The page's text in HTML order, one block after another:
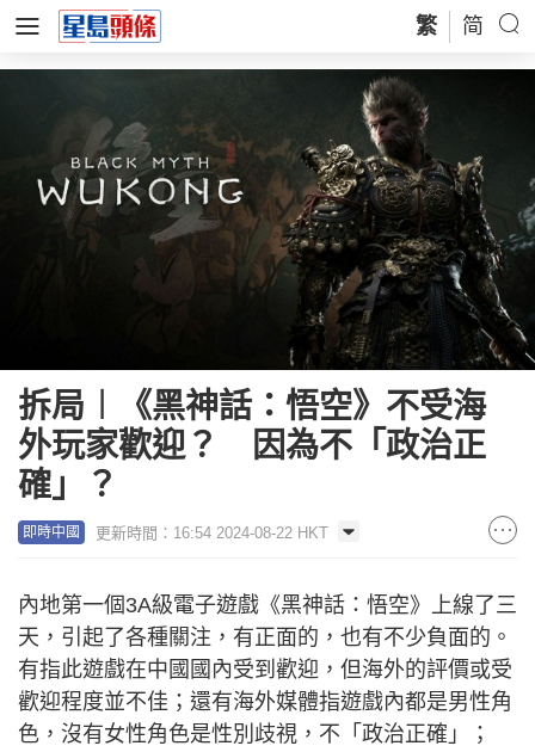
繁 简
拆局︱《黑神話：悟空》不受海
外玩家歡迎？ 因為不「政治正
確」？
即時中國 更新時間：16:54 2024-08-22 HKT
內地第一個3A級電子遊戲《黑神話：悟空》上線了三
天，引起了各種關注，有正面的，也有不少負面的。
有指此遊戲在中國國內受到歡迎，但海外的評價或受
歡迎程度並不佳；還有海外媒體指遊戲內都是男性角
色，沒有女性角色是性別歧視，不「政治正確」；